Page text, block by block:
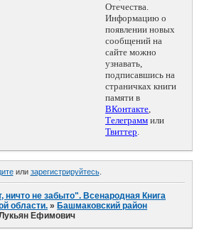
Отечества.
Информацию о
появлении новых
сообщений на
сайте можно
узнавать,
подписавшись на
страничках книги
памяти в
ВКонтакте,
Телеграмм или
Твиттер.
или зарегистрируйтесь.
ничто не забыто". Всенародная Книга
области. » Башмаковский район
Ефимович